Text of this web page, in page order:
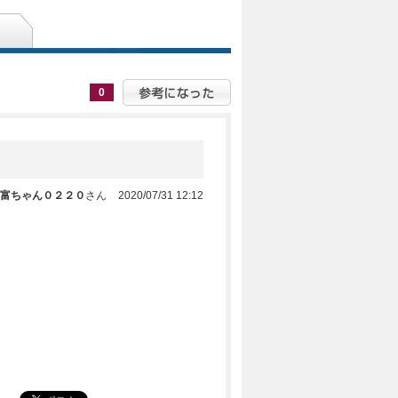
0
富ちゃん０２２０ さん 2020/07/31 12:12